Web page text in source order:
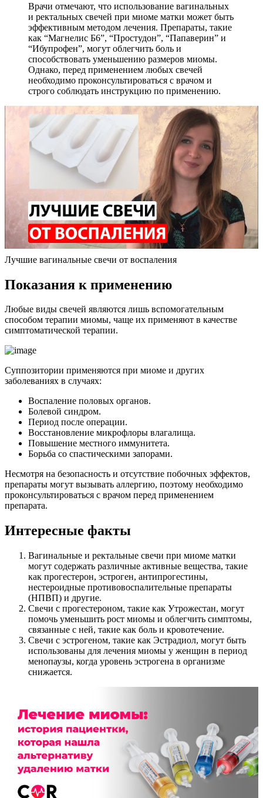
Врачи отмечают, что использование вагинальных
и ректальных свечей при миоме матки может быть
эффективным методом лечения. Препараты, такие
как “Магнелис Б6”, “Простудон”, “Папаверин” и
“Ибупрофен”, могут облегчить боль и
способствовать уменьшению размеров миомы.
Однако, перед применением любых свечей
необходимо проконсультироваться с врачом и
строго соблюдать инструкцию по применению.
Лучшие вагинальные свечи от воспаления
Показания к применению
Любые виды свечей являются лишь вспомогательным
способом терапии миомы, чаще их применяют в качестве
симптоматической терапии.
Суппозитории применяются при миоме и других
заболеваниях в случаях:
Воспаление половых органов.
Болевой синдром.
Период после операции.
Восстановление микрофлоры влагалища.
Повышение местного иммунитета.
Борьба со спастическими запорами.
Несмотря на безопасность и отсутствие побочных эффектов,
препараты могут вызывать аллергию, поэтому необходимо
проконсультироваться с врачом перед применением
препарата.
Интересные факты
Вагинальные и ректальные свечи при миоме матки
могут содержать различные активные вещества, такие
как прогестерон, эстроген, антипрогестины,
нестероидные противовоспалительные препараты
(НПВП) и другие.
Свечи с прогестероном, такие как Утрожестан, могут
помочь уменьшить рост миомы и облегчить симптомы,
связанные с ней, такие как боль и кровотечение.
Свечи с эстрогеном, такие как Эстрадиол, могут быть
использованы для лечения миомы у женщин в период
менопаузы, когда уровень эстрогена в организме
снижается.